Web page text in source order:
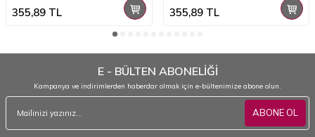
355,89 TL 355,89TL
E - BÜLTEN ABONELİĞİ
Kampanya ve indirimlerden haberdar olmak için e-bültenimize abone olun.
ABONE OL